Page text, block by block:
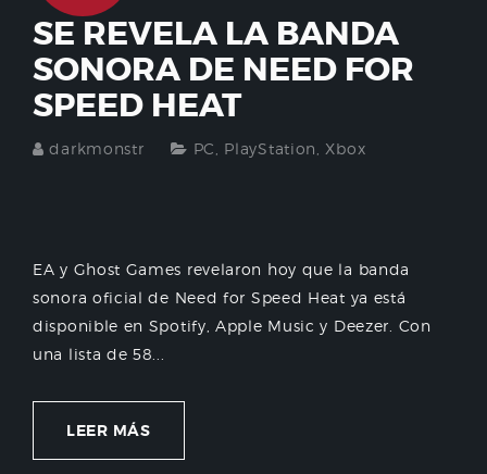
SE REVELA LA BANDA
SONORA DE NEED FOR
SPEED HEAT
darkmonstr PC PlayStation Xbox
EA y Ghost Games revelaron hoy que la banda
sonora oficial de Need for Speed Heat ya está
disponible en Spotify, Apple Music y Deezer. Con
una lista de 58...
LEER MÁS